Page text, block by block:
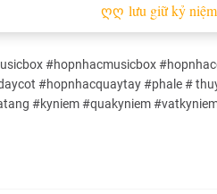
ღღ lưu giữ kỷ
#hopnhacmusicbox
#hopnhacquaytay #phale #
#kyniem #quakyniem